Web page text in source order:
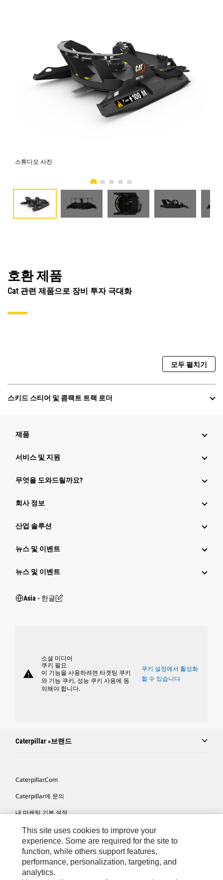
스튜디오 사진
호환 제품
Cat 관련 제품으로 장비 투자 극대화
모두 펼치기
스키드 스티어 및 콤팩트 트랙 로더
제품
서비스 및 지원
무엇을 도와드릴까요?
회사 정보
산업 솔루션
뉴스 및 이벤트
뉴스 및 이벤트
Asia - 한글
warning
소셜 미디어
쿠키 필요
이 기능을 사용하려면 타겟팅 쿠키
와 기능 쿠키, 성능 쿠키 사용에 동
의해야 합니다.
쿠키 설정에서 활성화
할 수 있습니다
Caterpillar »브랜드
Caterpillar.com
Caterpillar에 문의
내 마케팅 기본 설정
사이트 맵
Cookie Settings
법적 고지
개인정보취급방침
This site uses cookies to improve your
experience. Some are required for the site to
function, while others support features,
performance, personalization, targeting, and
analytics.